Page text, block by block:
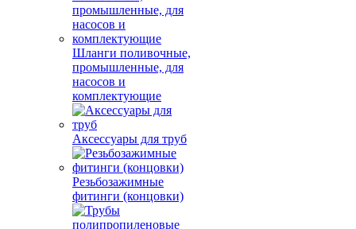
Шланги поливочные,
промышленные, для
насосов и
комплектующие
Аксессуары для труб
Резьбозажимные
фитинги (концовки)